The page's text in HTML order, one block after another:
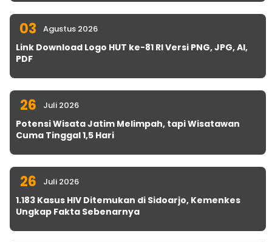
03 Agustus 2026
Link Download Logo HUT ke-81 RI Versi PNG, JPG, AI,
PDF
26 Juli 2026
Potensi Wisata Jatim Melimpah, tapi Wisatawan
Cuma Tinggal 1,5 Hari
26 Juli 2026
1.183 Kasus HIV Ditemukan di Sidoarjo, Kemenkes
Ungkap Fakta Sebenarnya